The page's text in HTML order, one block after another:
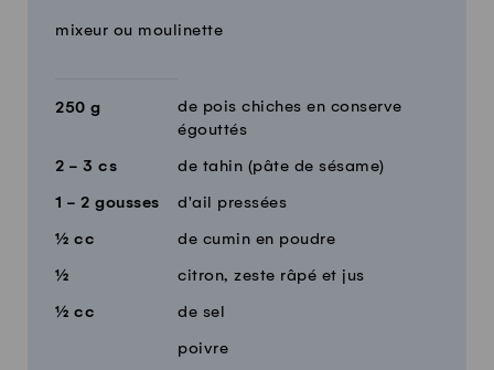
QuantitéIngrédients
mixeur ou moulinette
250 g
de pois chiches en conserve
égouttés
2 - 3 cs de tahin (pâte de sésame)
1 - 2 gousses d'ail pressées
½ cc de cumin en poudre
½ citron, zeste râpé et jus
½ cc de sel
poivre